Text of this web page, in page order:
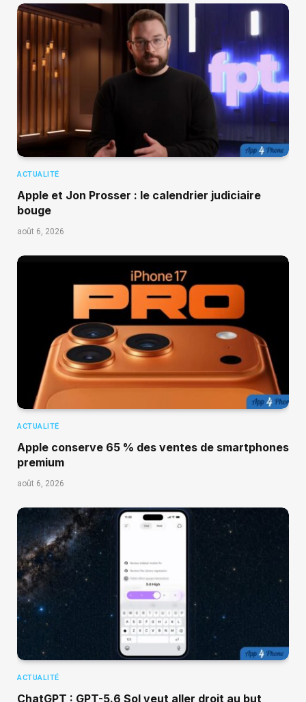
ACTUALITÉ
Apple et Jon Prosser : le calendrier judiciaire
bouge
août 6, 2026
ACTUALITÉ
Apple conserve 65 % des ventes de smartphones
premium
août 6, 2026
ACTUALITÉ
ChatGPT : GPT-5.6 Sol veut aller droit au but